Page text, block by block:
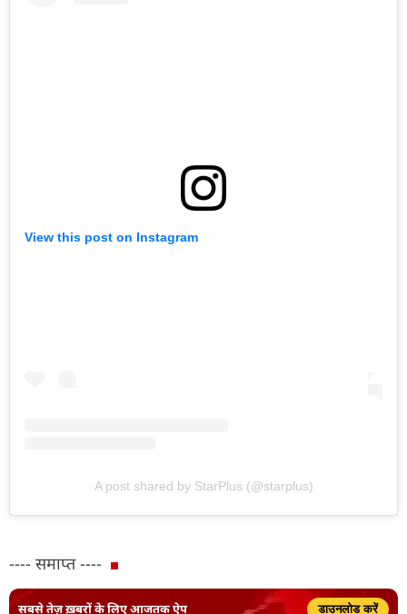
View this post on Instagram
A post shared by StarPlus (@starplus)
---- समाप्त ----
सबसे तेज़ ख़बरों के लिए आजतक ऐप डाउनलोड करें